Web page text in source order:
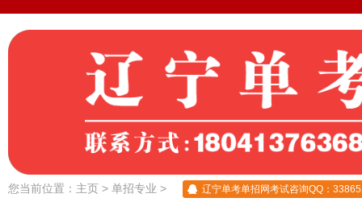
您当前位置： 主页 > 单招专业 > 辽宁单考单招网考试咨询QQ：